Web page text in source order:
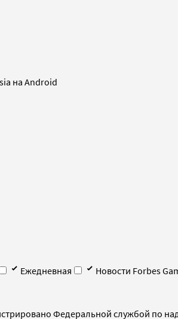
на Android
Ежедневная
Новости Forbes
Федеральной службой по